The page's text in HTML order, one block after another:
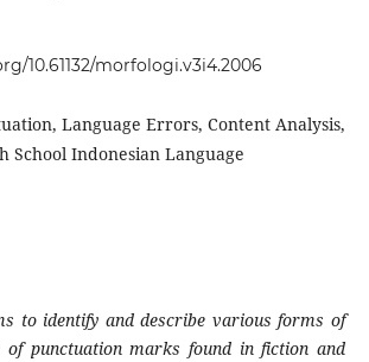
10.61132/morfologi.v3i4.2006
Language Errors, Content Analysis,
School Indonesian Language
to identify and describe various forms of
punctuation marks found in fiction and